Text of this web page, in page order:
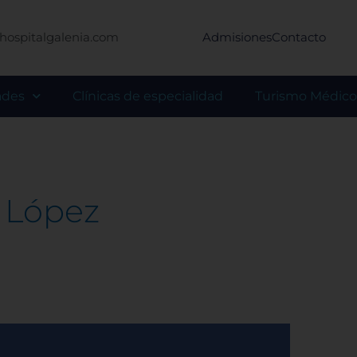
AdmisionesContacto
Clínicas de especialidad Turismo Médico